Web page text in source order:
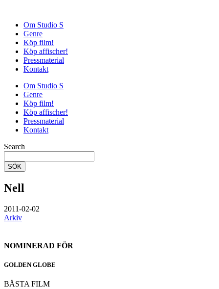
Om Studio S
Genre
Köp film!
Köp affischer!
Pressmaterial
Kontakt
Om Studio S
Genre
Köp film!
Köp affischer!
Pressmaterial
Kontakt
Search
SÖK
Nell
2011-02-02
Arkiv
NOMINERAD FÖR
GOLDEN GLOBE
BÄSTA FILM